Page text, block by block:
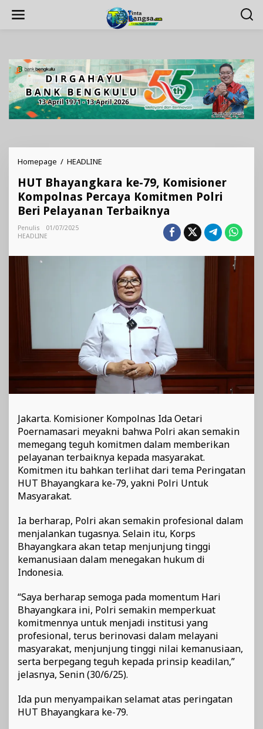
Homepage / HEADLINE
ke-
79,
Komisioner
Kompolnas
Beri
Pelayanan
Terbaiknya
HUT Bhayangkara ke-79, Komisioner
Kompolnas Percaya Komitmen Polri
Beri Pelayanan Terbaiknya
Penulis
01/07/2025
HEADLINE
Jakarta. Komisioner Kompolnas Ida Oetari
Poernamasari meyakni bahwa Polri akan semakin
memegang teguh komitmen dalam memberikan
pelayanan terbaiknya kepada masyarakat.
Komitmen itu bahkan terlihat dari tema Peringatan
HUT Bhayangkara ke-79, yakni Polri Untuk
Masyarakat.
Ia berharap, Polri akan semakin profesional dalam
menjalankan tugasnya. Selain itu, Korps
Bhayangkara akan tetap menjunjung tinggi
kemanusiaan dalam menegakan hukum di
Indonesia.
“Saya berharap semoga pada momentum Hari
Bhayangkara ini, Polri semakin memperkuat
komitmennya untuk menjadi institusi yang
profesional, terus berinovasi dalam melayani
masyarakat, menjunjung tinggi nilai kemanusiaan,
serta berpegang teguh kepada prinsip keadilan,”
jelasnya, Senin (30/6/25).
Ida pun menyampaikan selamat atas peringatan
HUT Bhayangkara ke-79.